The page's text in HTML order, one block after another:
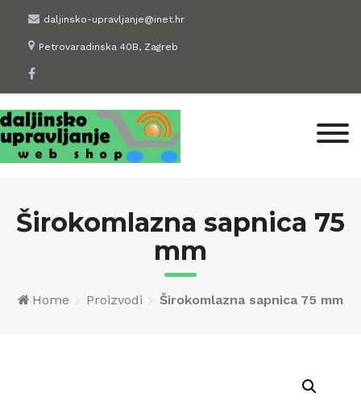
content
daljinsko-upravljanje@inet.hr
Petrovaradinska 40B, Zagreb
Širokomlazna sapnica 75
mm
Home Proizvodi Širokomlazna sapnica 75 mm